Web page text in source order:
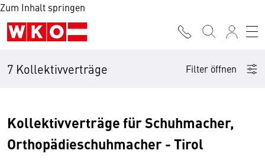
Zum Inhalt springen
7 Kollektivverträge Filter öffnen
Kollektivverträge für Schuhmacher,
Orthopädieschuhmacher - Tirol